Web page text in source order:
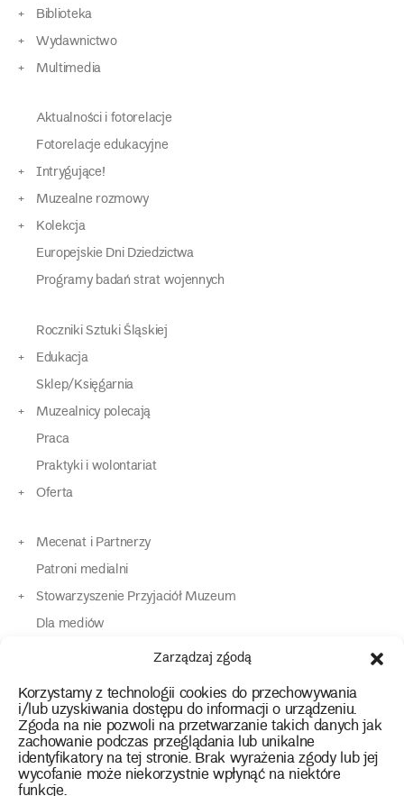
Zarządzaj zgodą
Korzystamy z technologii cookies do przechowywania
i/lub uzyskiwania dostępu do informacji o urządzeniu.
Zgoda na nie pozwoli na przetwarzanie takich danych jak
zachowanie podczas przeglądania lub unikalne
identyfikatory na tej stronie. Brak wyrażenia zgody lub jej
wycofanie może niekorzystnie wpłynąć na niektóre
Biblioteka
Wydawnictwo
Multimedia
Aktualności i fotorelacje
Fotorelacje edukacyjne
Intrygujące!
Muzealne rozmowy
Kolekcja
Europejskie Dni Dziedzictwa
Programy badań strat wojennych
Roczniki Sztuki Śląskiej
Edukacja
Sklep/Księgarnia
Muzealnicy polecają
Praca
Praktyki i wolontariat
Oferta
Mecenat i Partnerzy
Patroni medialni
Stowarzyszenie Przyjaciół Muzeum
Dla mediów
Dla osób o specjalnych potrzebach
Kontakt
instagram
twitterfacebookyoutube
tiktok